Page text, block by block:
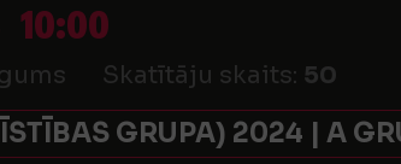
10:00
Skatītāju skaits: 50
GRUPA) 2024 | A